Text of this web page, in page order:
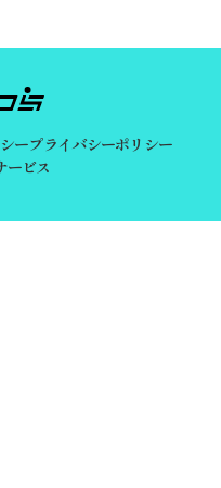
ープライバシーポリシー
ービス